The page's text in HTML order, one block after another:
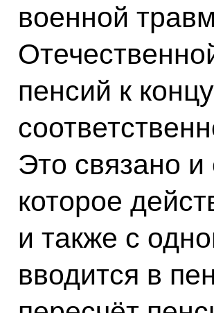
военной
пенсий к
Это связано и
которое
и также с
вводится в